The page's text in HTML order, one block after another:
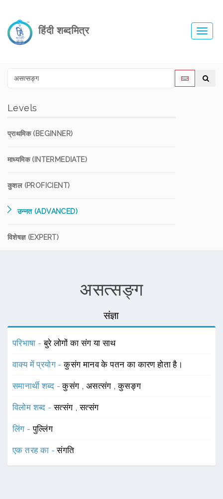
हिंदी शब्दमित्र
Levels
प्राथमिक (BEGINNER)
माध्यमिक (INTERMEDIATE)
कुशल (PROFICIENT)
उन्नत (ADVANCED)
विशेषज्ञ (EXPERT)
असत्सङ्ग
संज्ञा
परिभाषा -बुरे लोगों का संग या साथ
वाक्य में प्रयोग -कुसंग मानव के पतन का कारण होता है।
समानार्थी शब्द -कुसंग , असत्संग ,कुसङ्ग
विलोम शब्द -सत्संग ,सत्संग
लिंग -पुल्लिंग
एक तरह का -संगति